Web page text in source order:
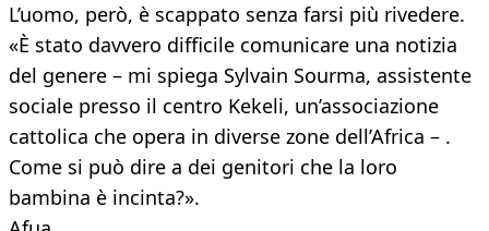
L’uomo, però, è scappato senza farsi più rivedere.
«È stato davvero difficile comunicare una notizia
del genere – mi spiega Sylvain Sourma, assistente
sociale presso il centro Kekeli, un’associazione
cattolica che opera in diverse zone dell’Africa – .
Come si può dire a dei genitori che la loro
bambina è incinta?».